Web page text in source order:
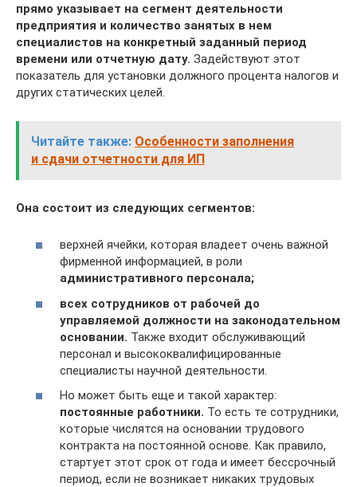
прямо указывает на сегмент деятельности
предприятия и количество занятых в нем
специалистов на конкретный заданный период
времени или отчетную дату. Задействуют этот
показатель для установки должного процента налогов и
других статических целей.
Читайте также: Особенности заполнения
и сдачи отчетности для ИП
Она состоит из следующих сегментов:
верхней ячейки, которая владеет очень важной
фирменной информацией, в роли
административного персонала;
всех сотрудников от рабочей до
управляемой должности на законодательном
основании. Также входит обслуживающий
персонал и высококвалифицированные
специалисты научной деятельности.
Но может быть еще и такой характер:
постоянные работники. То есть те сотрудники,
которые числятся на основании трудового
контракта на постоянной основе. Как правило,
стартует этот срок от года и имеет бессрочный
период, если не возникает никаких трудовых